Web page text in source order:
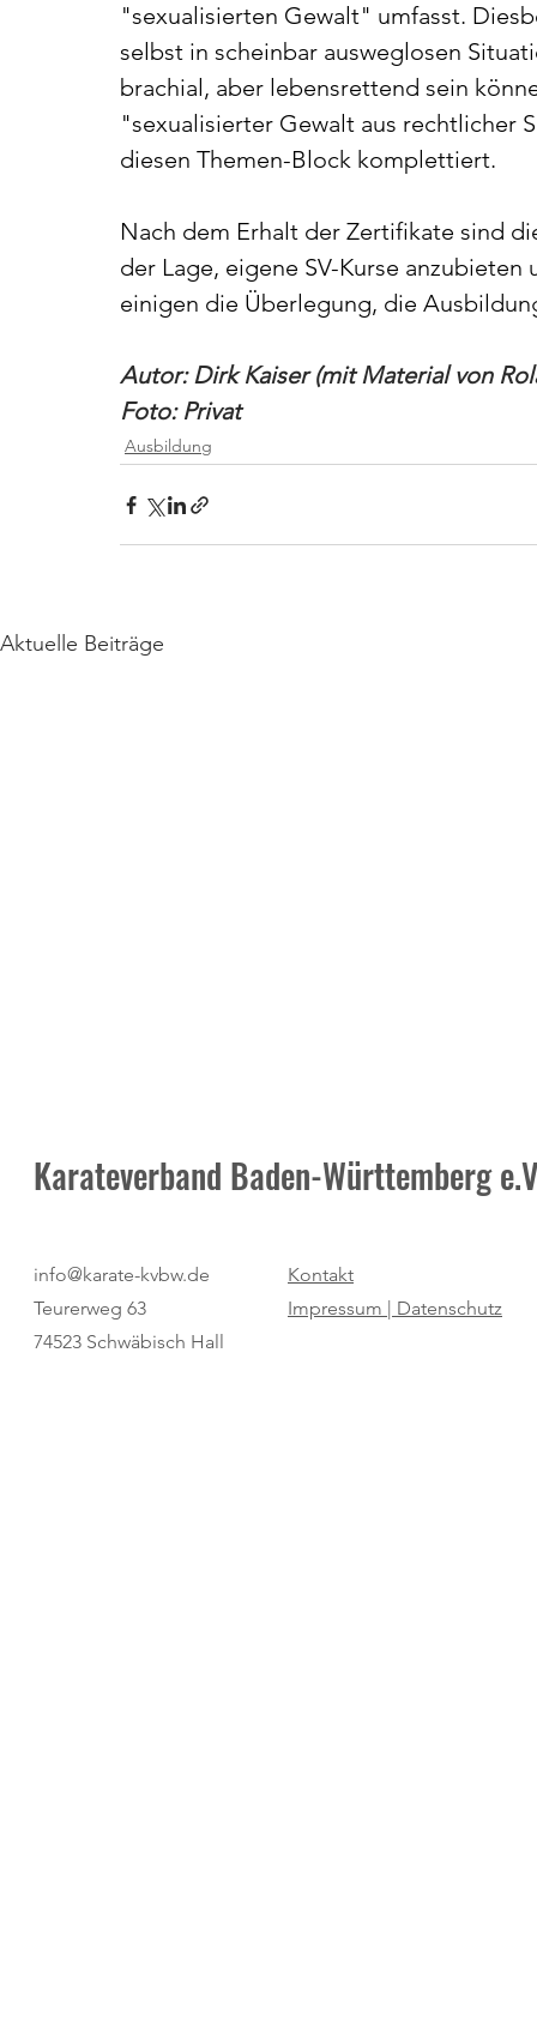
"sexualisierten Gewalt" umfasst.
selbst in scheinbar ausweglosen
brachial, aber lebensrettend sein
"sexualisierter Gewalt aus rechtlicher
diesen Themen-Block komplettiert.
Nach dem Erhalt der Zertifikate sind
der Lage, eigene SV-Kurse
einigen die Überlegung, die
Autor: Dirk Kaiser (mit Material von
Foto: Privat
Ausbildung
Aktuelle Beiträge
Mit gegenseitiger Unterstützung
und Spaß zur Zertifizierung
diesmal an
Karateverband Baden-Württemberg
info@karate-kvbw.de
Teurerweg 63
74523 Schwäbisch Hall
Kontakt
Impressum | Datenschutz